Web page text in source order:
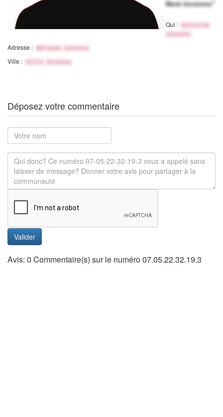
Nom inconnu"
Qui :
Activité
inconnu
Adresse : Adresse inconnu
Ville : Ville Inconnu
Déposez votre commentaire
Valider
Avis: 0 Commentaire(s) sur le numéro 07.05.22.32.19.3